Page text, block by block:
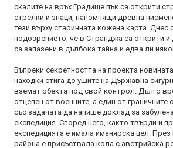
скалите на връх Градище пък са открити
стрелки и знаци, напомнящи древна
тези върху старинната кожена карта. Днес
подозрението, че в Странджа са открити и
са запазени в дълбока тайна и едва ли
Въпреки секретността на проекта
находки стига до ушите на Държавна
вземат обекта под свой контрол. Дълго
отцепен от военните, а един от
със задачата да напише доклад за
експедиция. Според него, както твърди и
експедицията е имала иманярска цел.
района е присъствала кола с австрийска